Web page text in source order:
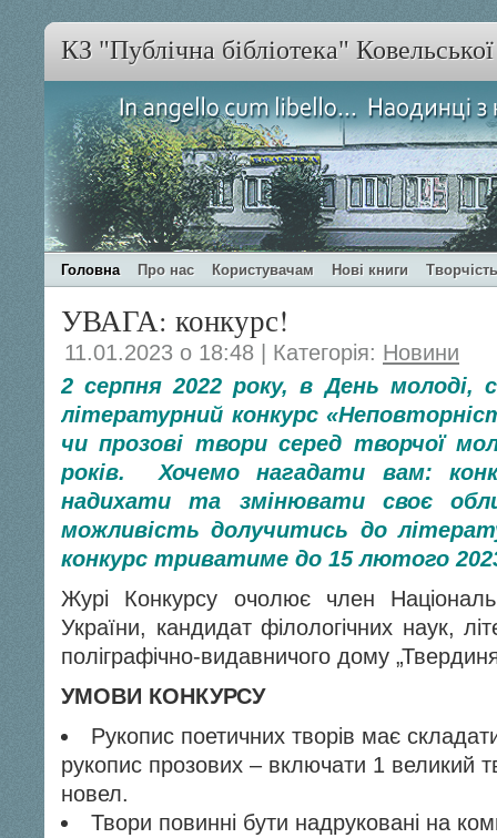
КЗ "Публічна бібліотека"
Головна Про нас Користувачам Нові книги
УВАГА: конкурс!
11.01.2023 о 18:48 | Категорія: Новини
2 серпня 2022 року, в День молоді,
літературний конкурс
чи прозові твори серед творчої
років. Хочемо нагадати вам:
надихати та змінювати своє
можливість долучитись до
конкурс триватиме до 15 лютого
Журі Конкурсу очолює член
України, кандидат філологічних наук,
поліграфічно-видавничого дому
УМОВИ КОНКУРСУ
Рукопис поетичних творів має
рукопис прозових – включати 1 великий
новел.
Твори повинні бути надруковані на